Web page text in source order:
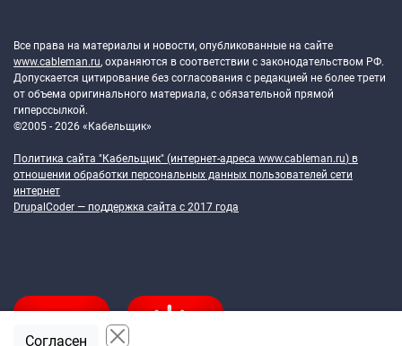
Все права на материалы и новости, опубликованные на сайте
www.cableman.ru, охраняются в соответствии с законодательством РФ.
Допускается цитирование без согласования с редакцией не более трети
от объема оригинального материала, с обязательной прямой
гиперссылкой.
©2005 - 2026 «Кабельщик»
Политика сайта "Кабельщик" (интернет-адреса www.cableman.ru) в
отношении обработки персональных данных пользователей сети
интернет
DrupalCoder — поддержка сайта c 2017 года
Согласен